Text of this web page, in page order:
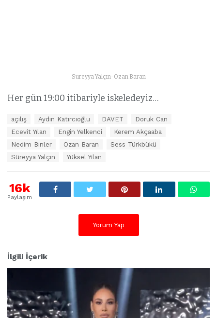
Süreyya Yalçın-Ozan Baran
Her gün 19:00 itibariyle iskeledeyiz…
r
:
açılış Aydın Katırcıoğlu DAVET
Doruk Can
Ecevit Yılan
Engin Yelkenci
Kerem Akçaaba
Nedim Binler
Ozan Baran
Sess Türkbükü
Süreyya Yalçın
Yüksel Yılan
16k
Paylaşım
Yorum Yap
İlgili İçerik